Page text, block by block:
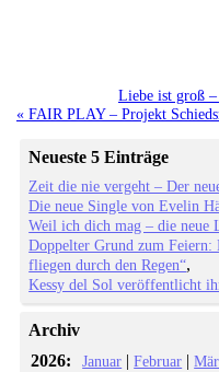
Liebe ist groß
« FAIR PLAY – Projekt
Neueste 5 Einträge
Zeit die nie vergeht – Der
Die neue Single von Evelin
Weil ich dich mag – die neue
Doppelter Grund zum
fliegen durch den Regen“
Kessy del Sol veröffentlicht
Archiv
2026:
Januar |Februar |